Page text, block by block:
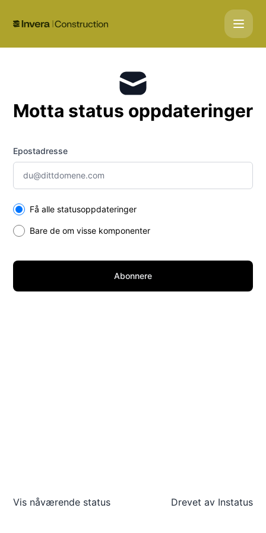
Gemini Construction - Motta oppdateringer på e-post
Motta status oppdateringer
Epostadresse
Select the components you want to receive updates for
Få alle statusoppdateringer
Bare de om visse komponenter
Abonnere
Vis nåværende status Drevet av Instatus